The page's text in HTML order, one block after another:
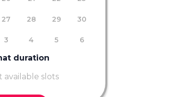
27 28 29 30
3 4 5 6
duration
available slots